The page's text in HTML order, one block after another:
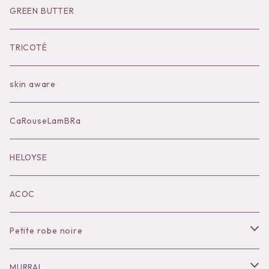
Socks
Shoes
Bilitis dix-sept ans
Inner
Outer
Bag
Accessories
Black series
KOKO別注
Goods
Goods
GREEN BUTTER
TRICOTÉ
skin aware
CaRouseLamBRa
HELOYSE
ACOC
Petite robe noire
Necklace